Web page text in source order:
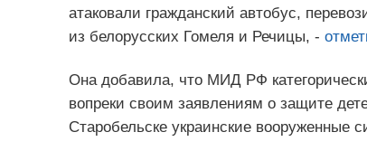
атаковали гражданский автобус,
из белорусских Гомеля и Речицы, -
Она добавила, что МИД РФ
вопреки своим заявлениям о защите
Старобельске украинские вооруженные